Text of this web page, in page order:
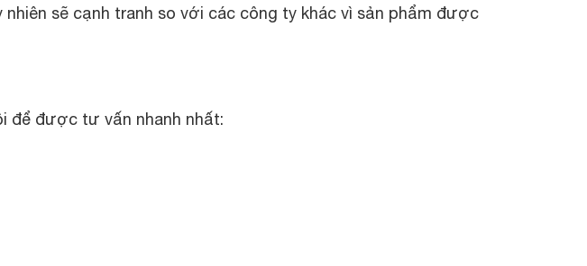
sẽ cạnh tranh so với các công ty khác vì sản phẩm được
để được tư vấn nhanh nhất: